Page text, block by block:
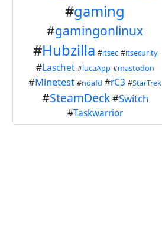
#gaming
#gamingonlinux
#Hubzilla #itsec #itsecurity
#Laschet #lucaApp #mastodon
#Minetest #noafd #rC3 #StarTrek
#SteamDeck#Switch
#Taskwarrior